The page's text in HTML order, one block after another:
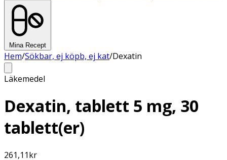
Mina Recept
Hem/Sökbar, ej köpb, ej kat/Dexatin
Läkemedel
Dexatin, tablett 5 mg, 30
tablett(er)
261,11kr